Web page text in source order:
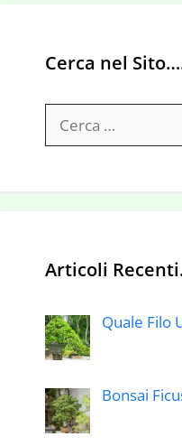
Cerca nel
per:
Articoli
Quale Filo
Bonsai